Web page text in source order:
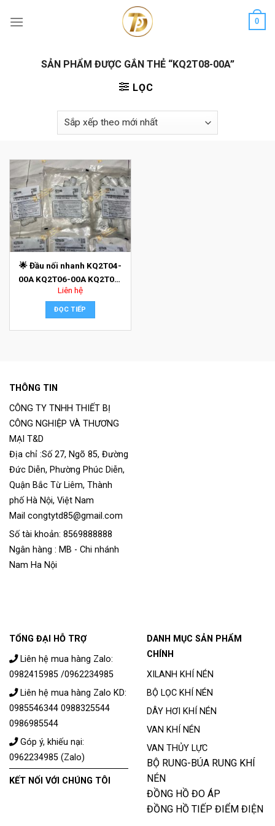
0
SẢN PHẨM ĐƯỢC GẮN THẺ “KQ2T08-00A”
LỌC
🌟 Đầu nối nhanh KQ2T04-
00A KQ2T06-00A KQ2T08-
00A KQ2T10-00A KQ2T12-
00A KQ2T16-00A
Liên hệ
ĐỌC TIẾP
THÔNG TIN
CÔNG TY TNHH THIẾT BỊ
CÔNG NGHIỆP VÀ THƯƠNG
MẠI T&D
Địa chỉ :Số 27, Ngõ 85, Đường
Đức Diễn, Phường Phúc Diễn,
Quận Bắc Từ Liêm, Thành
phố Hà Nội, Việt Nam
Mail congtytd85@gmail.com
Số tài khoản: 8569888888
Ngân hàng : MB - Chi nhánh
Nam Ha Nội
TỔNG ĐẠI HỖ TRỢ
Liên hệ mua hàng Zalo:
0982415985 /0962234985
Liên hệ mua hàng Zalo KD:
0985546344 0988325544
0986985544
Góp ý, khiếu nại:
0962234985 (Zalo)
KẾT NỐI VỚI CHÚNG TÔI
DANH MỤC SẢN PHẨM
CHÍNH
XILANH KHÍ NÉN
BỘ LỌC KHÍ NÉN
DÂY HƠI KHÍ NÉN
VAN KHÍ NÉN
VAN THỦY LỰC
BỘ RUNG-BÚA RUNG KHÍ
NÉN
ĐỒNG HỒ ĐO ÁP
ĐỒNG HỒ TIẾP ĐIỂM ĐIỆN